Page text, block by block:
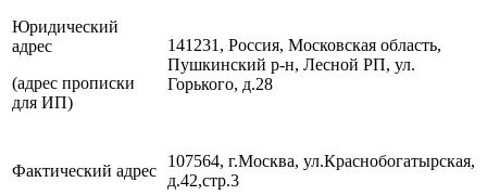
Юридический
адрес
(адрес прописки
для ИП)
141231, Россия, Московская область,
Пушкинский р-н, Лесной РП, ул.
Горького, д.28
Фактический адрес
107564, г.Москва, ул.Краснобогатырская,
д.42,стр.3